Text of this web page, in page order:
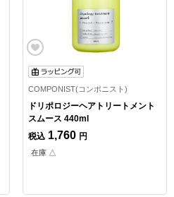
COMPONIST(コンポニスト)
ドリポロジーヘアトリートメント
スムース 440ml
税込 1,760 円
在庫 △